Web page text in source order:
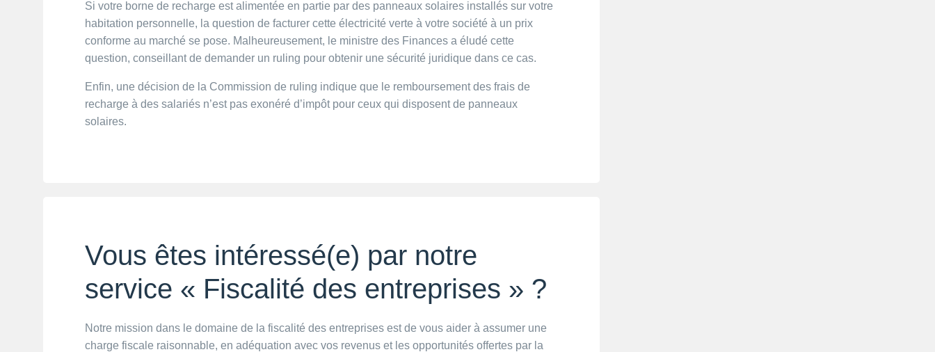
Si votre borne de recharge est alimentée en partie par des panneaux solaires installés sur votre
habitation personnelle, la question de facturer cette électricité verte à votre société à un prix
conforme au marché se pose. Malheureusement, le ministre des Finances a éludé cette
question, conseillant de demander un ruling pour obtenir une sécurité juridique dans ce cas.
Enfin, une décision de la Commission de ruling indique que le remboursement des frais de
recharge à des salariés n’est pas exonéré d’impôt pour ceux qui disposent de panneaux
solaires.
Vous êtes intéressé(e) par notre
service « Fiscalité des entreprises » ?
Notre mission dans le domaine de la fiscalité des entreprises est de vous aider à assumer une
charge fiscale raisonnable, en adéquation avec vos revenus et les opportunités offertes par la